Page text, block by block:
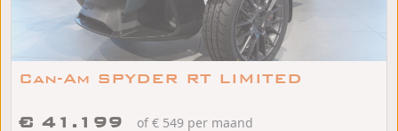
Can-Am SPYDER RT LIMITED
€ 41.199
of € 549 per maand